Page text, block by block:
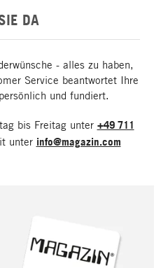
DA
- alles zu haben,
Service beantwortet Ihre
und fundiert.
bis Freitag unter +49 711
unter info@magazin.com